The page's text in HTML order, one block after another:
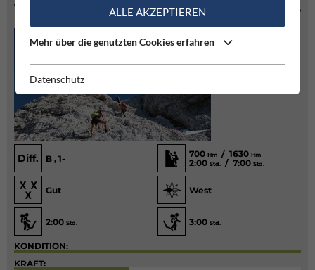
TOURENINFO
Diff. B , 1- 700 Hm / 1630 Hm
2:00 Std. / 7:00 Std.
Gut West
2:00 Std. 3:00 Std.
KONDITION:
KRAFT:
ALLE AKZEPTIEREN
Mehr über die genutzten Cookies erfahren
Datenschutz